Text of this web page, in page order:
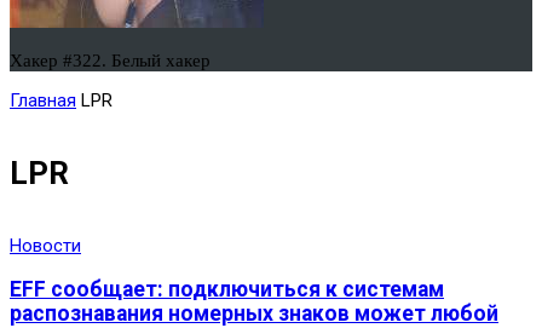
Хакер #322. Белый хакер
Главная LPR
LPR
Новости
EFF сообщает: подключиться к системам
распознавания номерных знаков может любой